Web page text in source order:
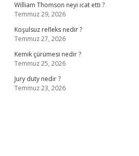
William Thomson neyi icat etti ?
Temmuz 29, 2026
Koşulsuz refleks nedir ?
Temmuz 27, 2026
Kemik çürümesi nedir ?
Temmuz 25, 2026
Jury duty nedir ?
Temmuz 23, 2026